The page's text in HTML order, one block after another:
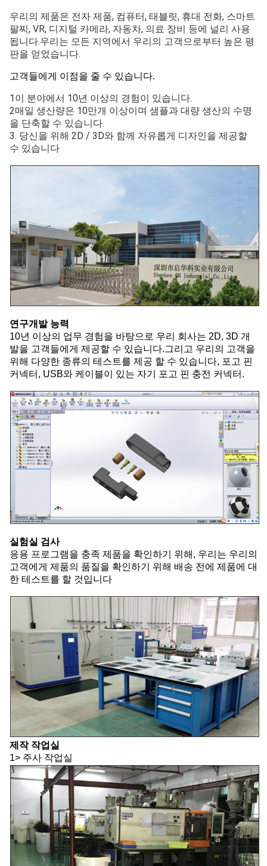
우리의 제품은 전자 제품, 컴퓨터, 태블릿, 휴대 전화, 스마트
팔찌, VR, 디지털 카메라, 자동차, 의료 장비 등에 널리 사용
됩니다.우리는 모든 지역에서 우리의 고객으로부터 높은 평
판을 얻었습니다.
고객들에게 이점을 줄 수 있습니다.
1이 분야에서 10년 이상의 경험이 있습니다.
2매일 생산량은 10만개 이상이며 샘플과 대량 생산의 수명
을 단축할 수 있습니다.
3. 당신을 위해 2D / 3D와 함께 자유롭게 디자인을 제공할
수 있습니다
연구개발 능력
10년 이상의 업무 경험을 바탕으로 우리 회사는 2D, 3D 개
발을 고객들에게 제공할 수 있습니다.그리고 우리의 고객을
위해 다양한 종류의 테스트를 제공 할 수 있습니다, 포고 핀
커넥터, USB와 케이블이 있는 자기 포고 핀 충전 커넥터.
실험실 검사
응용 프로그램을 충족 제품을 확인하기 위해, 우리는 우리의
고객에게 제품의 품질을 확인하기 위해 배송 전에 제품에 대
한 테스트를 할 것입니다
제작 작업실
1> 주사 작업실